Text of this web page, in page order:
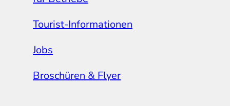
Tourist-Informationen
Jobs
Broschüren & Flyer